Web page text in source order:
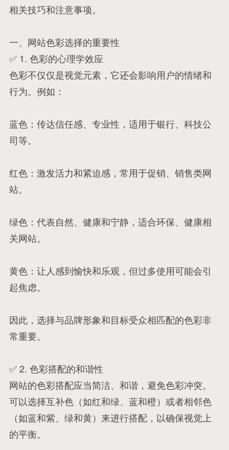
相关技巧和注意事项。
一、网站色彩选择的重要性
✅ 1. 色彩的心理学效应
色彩不仅仅是视觉元素，它还会影响用户的情绪和
行为。例如：
蓝色：传达信任感、专业性，适用于银行、科技公
司等。
红色：激发活力和紧迫感，常用于促销、销售类网
站。
绿色：代表自然、健康和宁静，适合环保、健康相
关网站。
黄色：让人感到愉快和乐观，但过多使用可能会引
起焦虑。
因此，选择与品牌形象和目标受众相匹配的色彩非
常重要。
✅ 2. 色彩搭配的和谐性
网站的色彩搭配应当简洁、和谐，避免色彩冲突。
可以选择互补色（如红和绿、蓝和橙）或者相邻色
（如蓝和紫、绿和黄）来进行搭配，以确保视觉上
的平衡。